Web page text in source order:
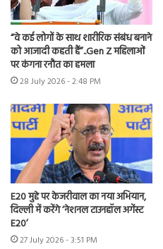
“वे कई लोगों के साथ शारीरिक संबंध बनाने
को आजादी कहती हैं”..Gen Z महिलाओं
पर कंगना रनौत का हमला
28 July 2026 - 2:48 PM
E20 मुद्दे पर केजरीवाल का नया अभियान,
दिल्ली में करेंगे ‘नेशनल टाउनहॉल अगेंस्ट
E20’
27 July 2026 - 3:51 PM